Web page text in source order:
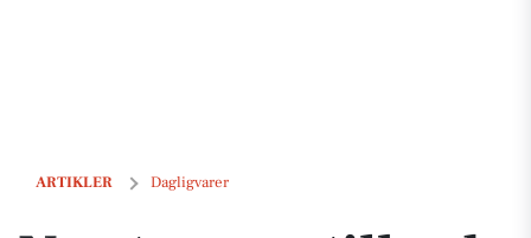
ARTIKLER Dagligvarer
Næste uges tilbud på dagligvarer